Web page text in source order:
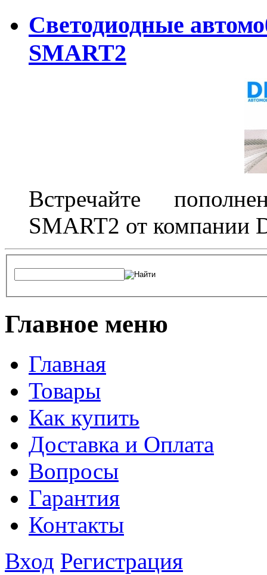
Светодиодные
SMART2
Встречайте
SMART2 от компании
Главное меню
Главная
Товары
Как купить
Доставка и Оплата
Вопросы
Гарантия
Контакты
Вход Регистрация